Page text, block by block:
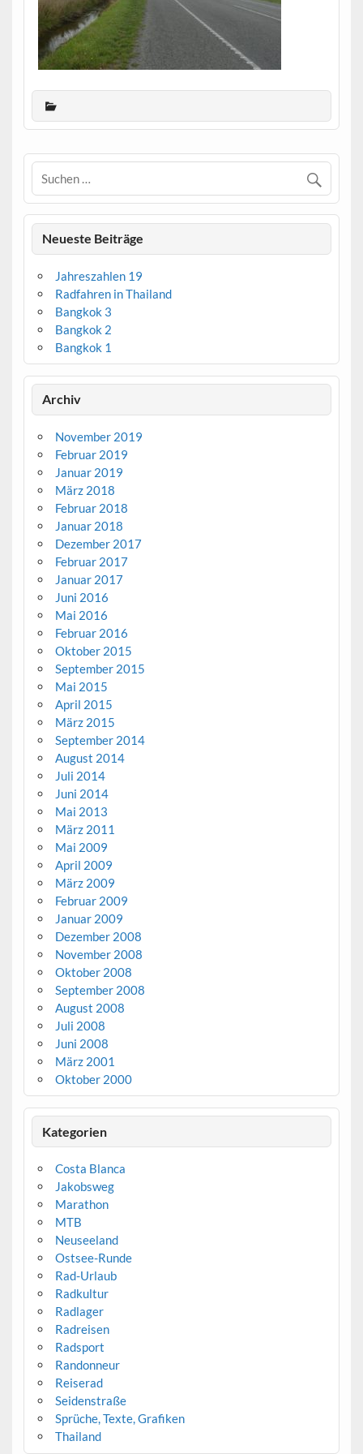
Neueste Beiträge
Jahreszahlen 19
Radfahren in Thailand
Bangkok 3
Bangkok 2
Bangkok 1
Archiv
November 2019
Februar 2019
Januar 2019
März 2018
Februar 2018
Januar 2018
Dezember 2017
Februar 2017
Januar 2017
Juni 2016
Mai 2016
Februar 2016
Oktober 2015
September 2015
Mai 2015
April 2015
März 2015
September 2014
August 2014
Juli 2014
Juni 2014
Mai 2013
März 2011
Mai 2009
April 2009
März 2009
Februar 2009
Januar 2009
Dezember 2008
November 2008
Oktober 2008
September 2008
August 2008
Juli 2008
Juni 2008
März 2001
Oktober 2000
Kategorien
Costa Blanca
Jakobsweg
Marathon
MTB
Neuseeland
Ostsee-Runde
Rad-Urlaub
Radkultur
Radlager
Radreisen
Radsport
Randonneur
Reiserad
Seidenstraße
Sprüche, Texte, Grafiken
Thailand